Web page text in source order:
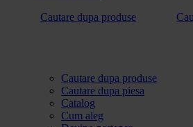
Cautare dupa produse
Cautare dupa produse
Cautare dupa piesa
Catalog
Cum aleg